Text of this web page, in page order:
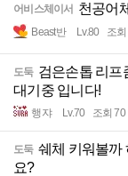
어비스체이서 천공어
Beast반 Lv.80 조
도둑 검은손톱 리프
대기중 입니다!
행쟈 Lv.70 조회 70
도둑 쉐체 키워볼까
요?